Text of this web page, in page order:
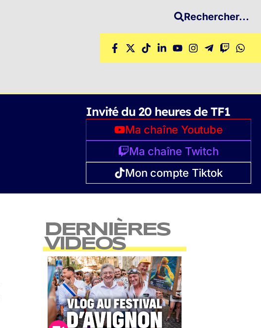
Rechercher...
Invité du 20 heures de TF1
Ma chaîne Youtube
Ma chaîne Twitch
Mon compte Tiktok
DERNIÈRES
VIDEOS